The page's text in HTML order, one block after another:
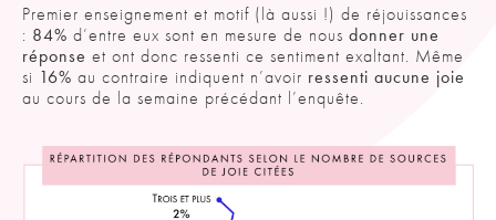
Premier enseignement et motif (là aussi !) de réjouissances
: 84% d’entre eux sont en mesure de nous donner une
réponse et ont donc ressenti ce sentiment exaltant. Même
si 16% au contraire indiquent n’avoir ressenti aucune joie
au cours de la semaine précédant l’enquête.